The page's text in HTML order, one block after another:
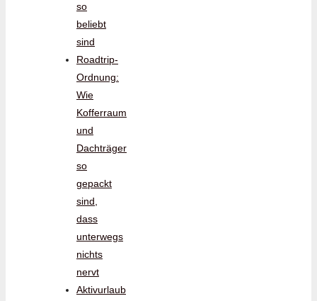
so
beliebt
sind
Roadtrip-
Ordnung:
Wie
Kofferraum
und
Dachträger
so
gepackt
sind,
dass
unterwegs
nichts
nervt
Aktivurlaub